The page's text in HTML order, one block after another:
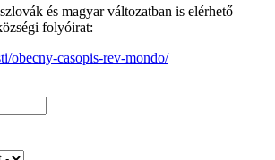
és magyar változatban is elérhető
folyóirat:
obecny-casopis-rev-mondo/